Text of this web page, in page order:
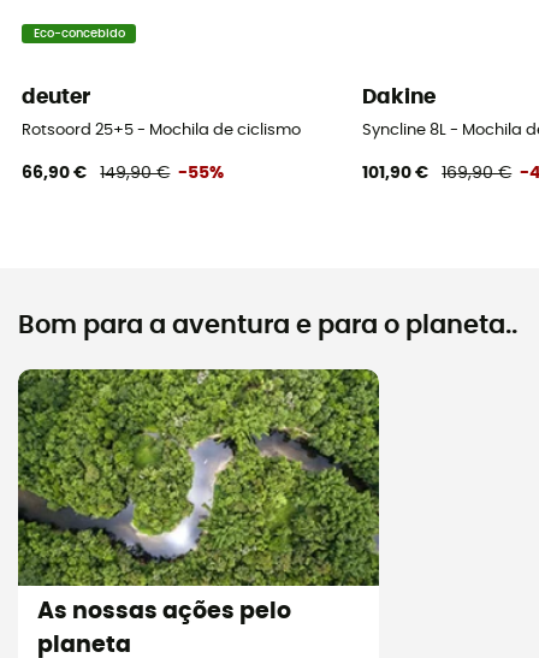
Eco-concebido
deuter
Rotsoord 25+5 - Mochila de ciclismo
66,90 € 149,90 € -55%
Dakine
Syncline 8L - Mochila
101,90 € 169,90 € -
Bom para a aventura e para o planeta..
As nossas ações pelo
planeta